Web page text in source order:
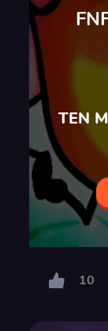
TEN
10